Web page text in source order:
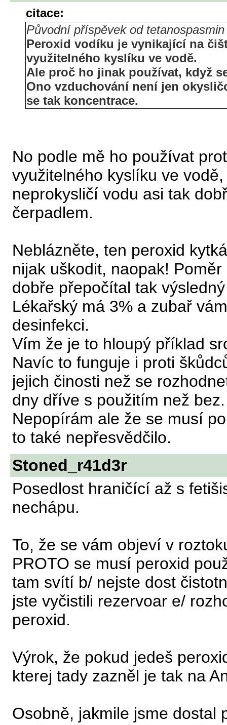
citace:
Původní příspěvek od tetanospasmin
Peroxid vodíku je vynikající na
využitelného kyslíku ve vodě.
Ale proč ho jinak používat, když
Ono vzduchování není jen
se tak koncentrace.
No podle mě ho používat
využitelného kyslíku ve
neprokysličí vodu asi tak
čerpadlem.
Neblázněte, ten peroxid
nijak uškodit, naopak!
dobře přepočítal tak
Lékařský má 3% a zubař
desinfekci.
Vím že je to hloupý příklad
Navíc to funguje i proti
jejich činosti než se
dny dříve s použitím než bez.
Nepopírám ale že se musí
to také nepřesvědčilo.
Stoned_r41d3r
Posedlost hraničící až s
nechápu.
To, že se vám objeví v
PROTO se musí peroxid
tam svítí b/ nejste dost
jste vyčistili rezervoar e/
peroxid.
Výrok, že pokud jedeš
kterej tady zazněl je tak na
Osobně, jakmile jsme dostal